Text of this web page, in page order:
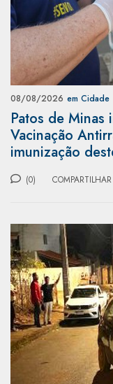
08/08/2026 em Cidade
Patos de Minas
Vacinação
imunização
(0) COMPARTILHAR